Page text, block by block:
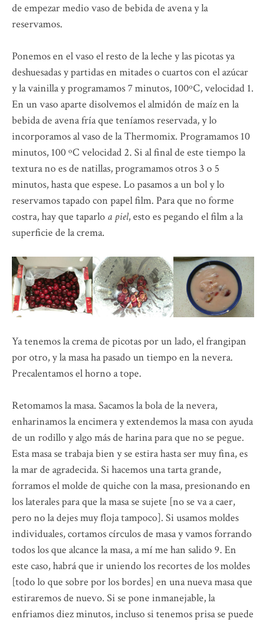
de empezar medio vaso de bebida de avena y la
reservamos.
Ponemos en el vaso el resto de la leche y las picotas ya
deshuesadas y partidas en mitades o cuartos con el azúcar
y la vainilla y programamos 7 minutos, 100ºC, velocidad 1.
En un vaso aparte disolvemos el almidón de maíz en la
bebida de avena fría que teníamos reservada, y lo
incorporamos al vaso de la Thermomix. Programamos 10
minutos, 100 ºC velocidad 2. Si al final de este tiempo la
textura no es de natillas, programamos otros 3 o 5
minutos, hasta que espese. Lo pasamos a un bol y lo
reservamos tapado con papel film. Para que no forme
costra, hay que taparlo a piel, esto es pegando el film a la
superficie de la crema.
Ya tenemos la crema de picotas por un lado, el frangipan
por otro, y la masa ha pasado un tiempo en la nevera.
Precalentamos el horno a tope.
Retomamos la masa. Sacamos la bola de la nevera,
enharinamos la encimera y extendemos la masa con ayuda
de un rodillo y algo más de harina para que no se pegue.
Esta masa se trabaja bien y se estira hasta ser muy fina, es
la mar de agradecida. Si hacemos una tarta grande,
forramos el molde de quiche con la masa, presionando en
los laterales para que la masa se sujete [no se va a caer,
pero no la dejes muy floja tampoco]. Si usamos moldes
individuales, cortamos círculos de masa y vamos forrando
todos los que alcance la masa, a mí me han salido 9. En
este caso, habrá que ir uniendo los recortes de los moldes
[todo lo que sobre por los bordes] en una nueva masa que
estiraremos de nuevo. Si se pone inmanejable, la
enfriamos diez minutos, incluso si tenemos prisa se puede